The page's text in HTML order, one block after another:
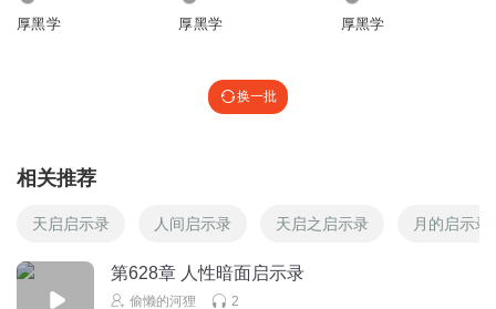
厚黑学 厚黑学 厚黑学
换一批
相关推荐
天启启示录 人间启示录 天启之启示录 月的启示录
第628章 人性暗面启示录
偷懒的河狸 2